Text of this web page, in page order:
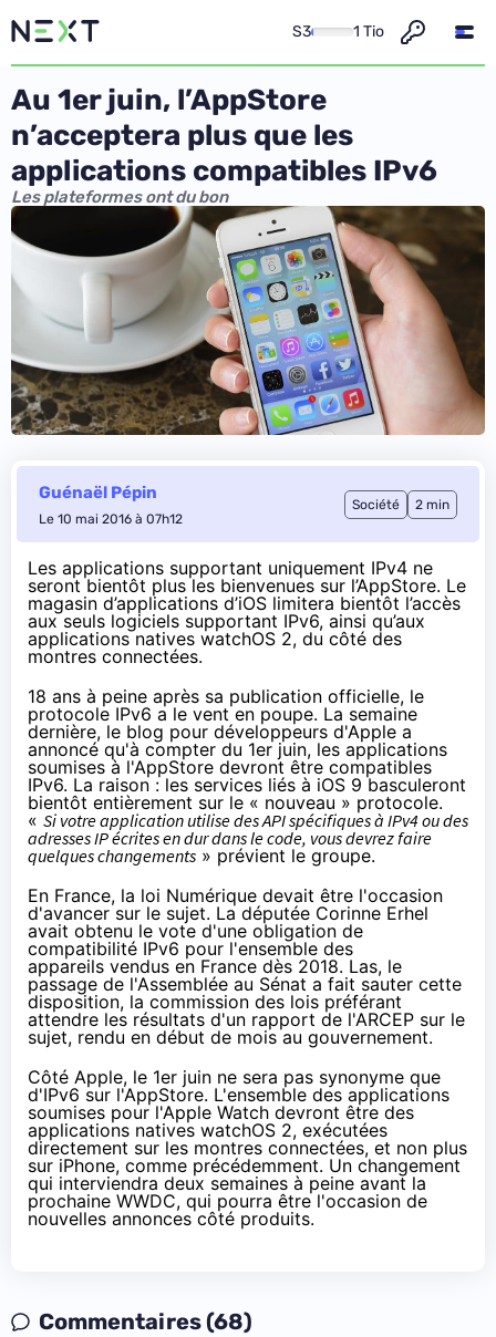
S3 1 Tio
Au 1er juin, l’AppStore
n’acceptera plus que les
applications compatibles IPv6
Les plateformes ont du bon
Guénaël Pépin
Le 10 mai 2016 à 07h12
Société 2 min
Les applications supportant uniquement IPv4 ne
seront bientôt plus les bienvenues sur l’AppStore. Le
magasin d’applications d’iOS limitera bientôt l’accès
aux seuls logiciels supportant IPv6, ainsi qu’aux
applications natives watchOS 2, du côté des
montres connectées.
18 ans à peine après sa publication officielle, le
protocole IPv6 a le vent en poupe. La semaine
dernière, le blog pour développeurs d'Apple a
annoncé qu'à compter du 1er juin, les applications
soumises à l'AppStore devront être compatibles
IPv6. La raison : les services liés à iOS 9 basculeront
bientôt entièrement sur le « nouveau » protocole.
« Si votre application utilise des API spécifiques à IPv4 ou des
adresses IP écrites en dur dans le code, vous devrez faire
quelques changements » prévient le groupe.
En France, la loi Numérique devait être l'occasion
d'avancer sur le sujet. La députée Corinne Erhel
avait obtenu le vote d'une obligation de
compatibilité IPv6 pour l'ensemble des
appareils vendus en France dès 2018. Las, le
passage de l'Assemblée au Sénat a fait sauter cette
disposition, la commission des lois préférant
attendre les résultats d'un rapport de l'ARCEP sur le
sujet, rendu en début de moisau gouvernement.
Côté Apple, le 1er juin ne sera pas synonyme que
d'IPv6 sur l'AppStore. L'ensemble des applications
soumises pour l'Apple Watch devront être des
applications natives watchOS 2, exécutées
directement sur les montres connectées, et non plus
sur iPhone, comme précédemment. Un changement
qui interviendra deux semaines à peine avant la
prochaine WWDC, qui pourra être l'occasion de
nouvelles annonces côté produits.
Commentaires (68)